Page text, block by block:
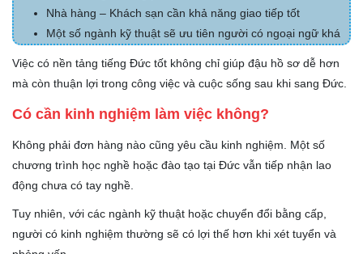
Nhà hàng – Khách sạn cần khả năng giao tiếp tốt
Một số ngành kỹ thuật sẽ ưu tiên người có ngoại ngữ khá
Việc có nền tảng tiếng Đức tốt không chỉ giúp đậu hồ sơ dễ hơn
mà còn thuận lợi trong công việc và cuộc sống sau khi sang Đức.
Có cần kinh nghiệm làm việc không?
Không phải đơn hàng nào cũng yêu cầu kinh nghiệm. Một số
chương trình học nghề hoặc đào tạo tại Đức vẫn tiếp nhận lao
động chưa có tay nghề.
Tuy nhiên, với các ngành kỹ thuật hoặc chuyển đổi bằng cấp,
người có kinh nghiệm thường sẽ có lợi thế hơn khi xét tuyển và